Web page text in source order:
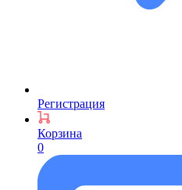
Регистрация
Корзина
0